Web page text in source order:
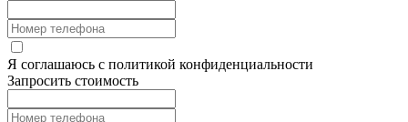
Я соглашаюсь с политикой конфиденциальности
Запросить стоимость